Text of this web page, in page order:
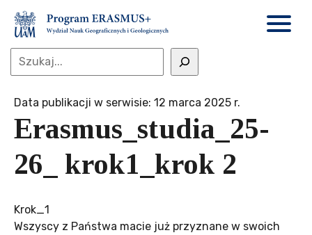
Data publikacji w serwisie: 12 marca 2025 r.
Erasmus_studia_25-
26_ krok1_krok 2
Krok_1
Wszyscy z Państwa macie już przyznane w swoich